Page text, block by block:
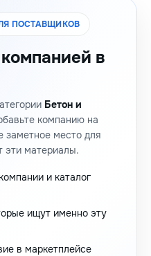
ПОСТАВЩИКОВ
в
Бетон и
компанию на
заметное место для
эти материалы.
и каталог
ищут именно эту
в маркетплейсе